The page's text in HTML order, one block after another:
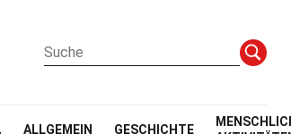
ALLGEMEIN
GESCHICHTE